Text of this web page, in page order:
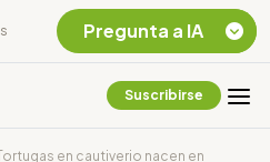
Suscribirse
en cautiverio nacen en
Pregunta a IA